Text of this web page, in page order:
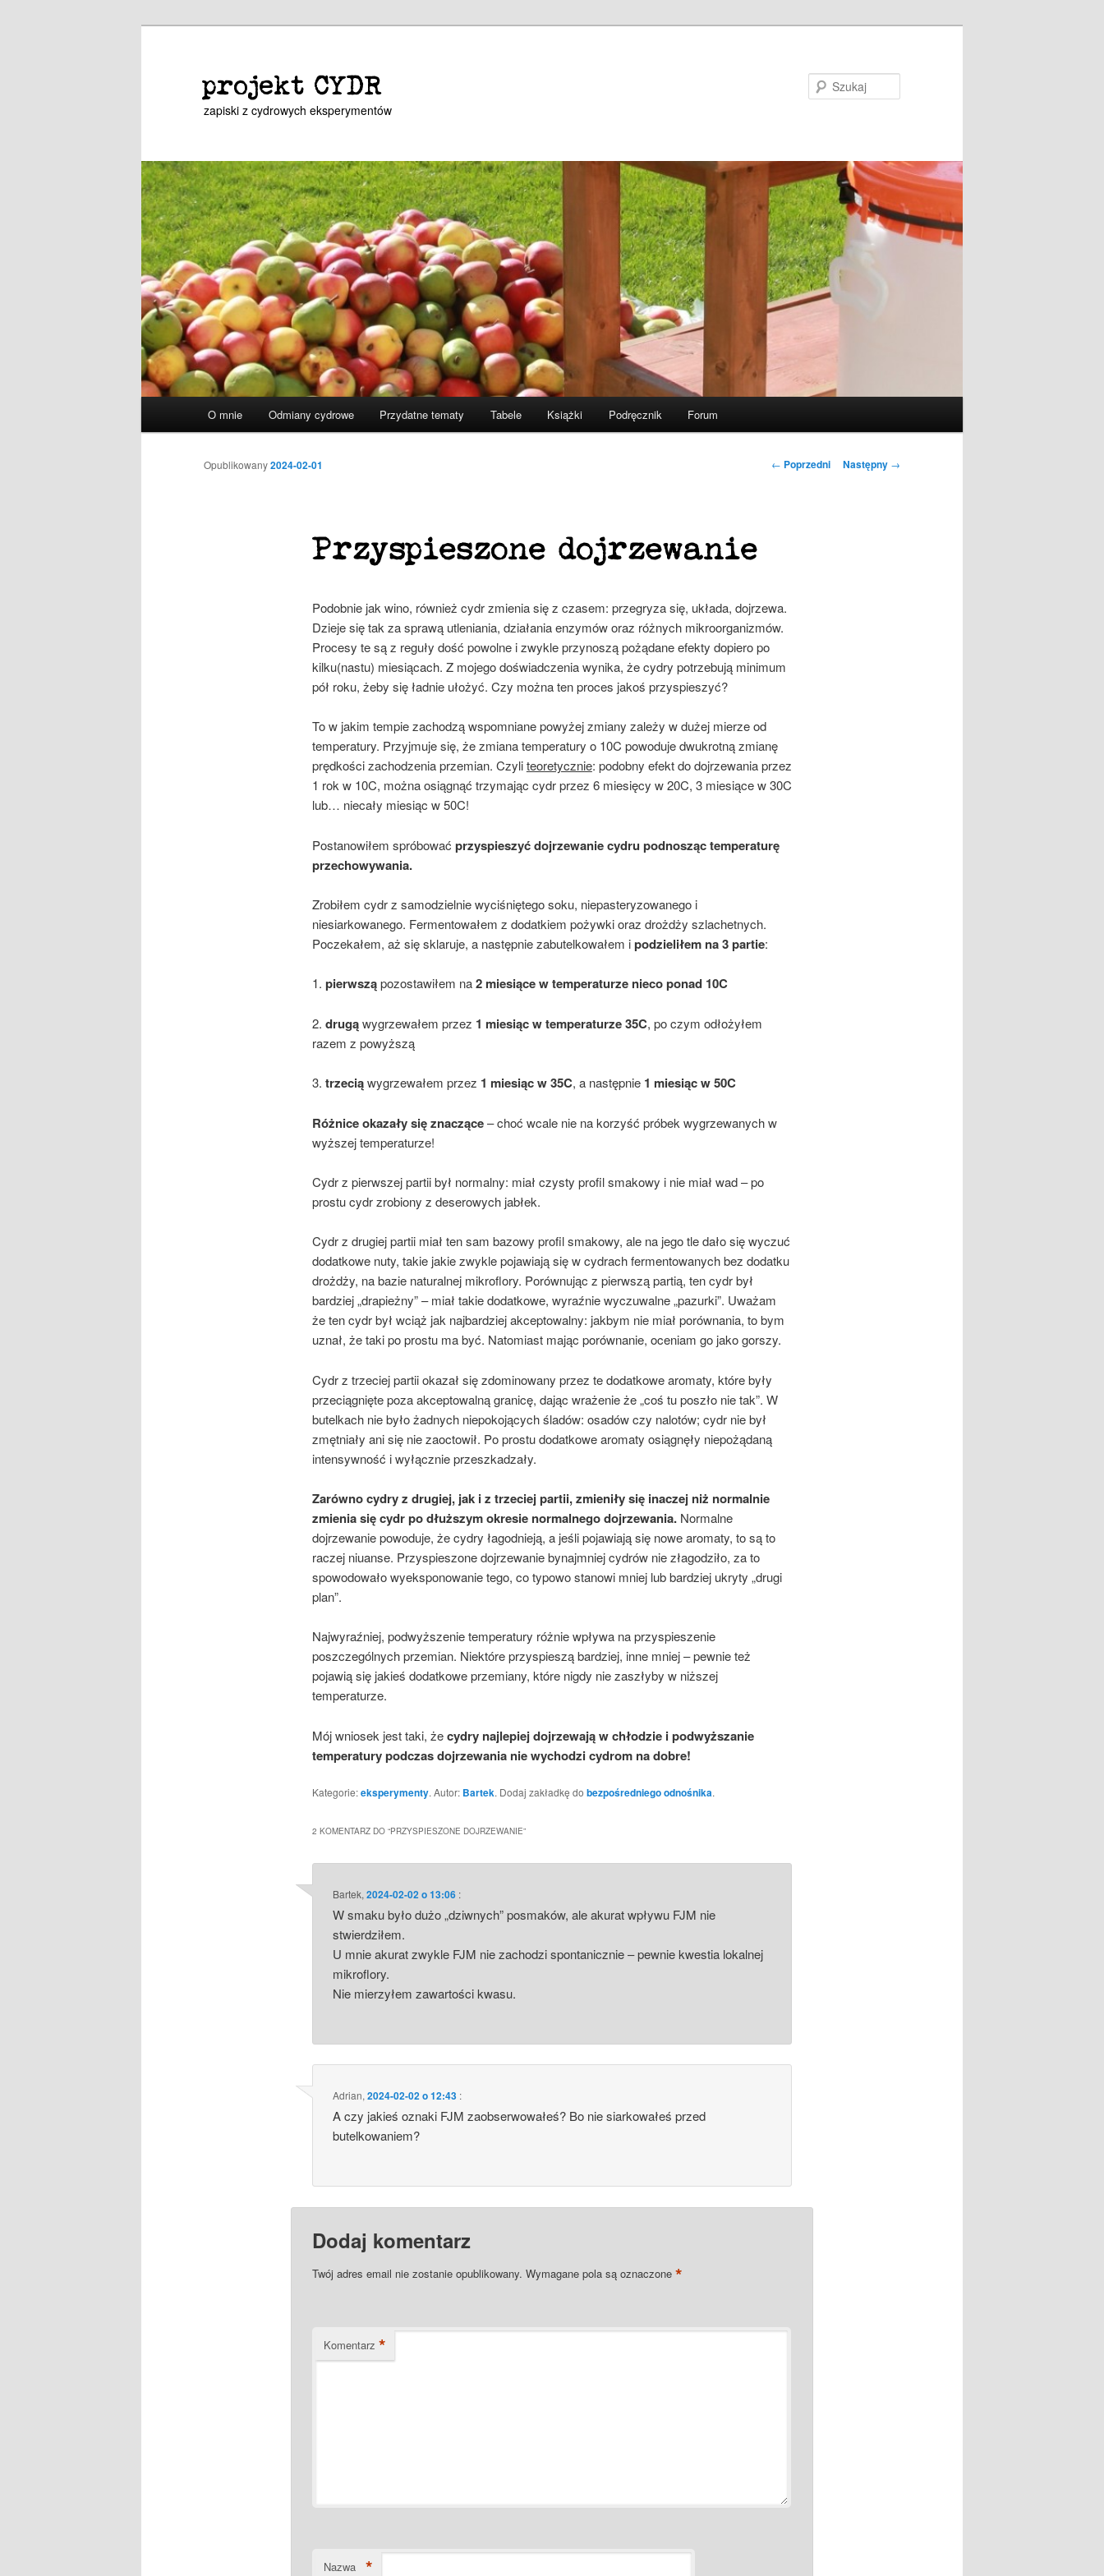
projekt CYDR
zapiski z cydrowych eksperymentów
O mnie Odmiany cydrowe Przydatne tematy Tabele Książki Podręcznik Forum
Nawigacja
← Poprzedni Następny →
Przyspieszone dojrzewanie
Opublikowany2024-02-01
Podobnie jak wino, również cydr zmienia się z czasem: przegryza się, układa, dojrzewa.
Dzieje się tak za sprawą utleniania, działania enzymów oraz różnych mikroorganizmów.
Procesy te są z reguły dość powolne i zwykle przynoszą pożądane efekty dopiero po
kilku(nastu) miesiącach. Z mojego doświadczenia wynika, że cydry potrzebują minimum
pół roku, żeby się ładnie ułożyć. Czy można ten proces jakoś przyspieszyć?
To w jakim tempie zachodzą wspomniane powyżej zmiany zależy w dużej mierze od
temperatury. Przyjmuje się, że zmiana temperatury o 10C powoduje dwukrotną zmianę
prędkości zachodzenia przemian. Czyliteoretycznie: podobny efekt do dojrzewania przez
1 rok w 10C, można osiągnąć trzymając cydr przez 6 miesięcy w 20C, 3 miesiące w 30C
lub… niecały miesiąc w 50C!
Postanowiłem spróbować przyspieszyć dojrzewanie cydru podnosząc temperaturę
przechowywania.
Zrobiłem cydr z samodzielnie wyciśniętego soku, niepasteryzowanego i
niesiarkowanego. Fermentowałem z dodatkiem pożywki oraz drożdży szlachetnych.
Poczekałem, aż się sklaruje, a następnie zabutelkowałem ipodzieliłem na 3 partie:
1. pierwsząpozostawiłem na2 miesiące w temperaturze nieco ponad 10C
2. drugąwygrzewałem przez 1 miesiąc w temperaturze 35C, po czym odłożyłem
razem z powyższą
3. trzeciąwygrzewałem przez 1 miesiąc w 35C, a następnie 1 miesiąc w 50C
Różnice okazały się znaczące– choć wcale nie na korzyść próbek wygrzewanych w
wyższej temperaturze!
Cydr z pierwszej partii był normalny: miał czysty profil smakowy i nie miał wad – po
prostu cydr zrobiony z deserowych jabłek.
Cydr z drugiej partii miał ten sam bazowy profil smakowy, ale na jego tle dało się wyczuć
dodatkowe nuty, takie jakie zwykle pojawiają się w cydrach fermentowanych bez dodatku
drożdży, na bazie naturalnej mikroflory. Porównując z pierwszą partią, ten cydr był
bardziej „drapieżny” – miał takie dodatkowe, wyraźnie wyczuwalne „pazurki”. Uważam
że ten cydr był wciąż jak najbardziej akceptowalny: jakbym nie miał porównania, to bym
uznał, że taki po prostu ma być. Natomiast mając porównanie, oceniam go jako gorszy.
Cydr z trzeciej partii okazał się zdominowany przez te dodatkowe aromaty, które były
przeciągnięte poza akceptowalną granicę, dając wrażenie że „coś tu poszło nie tak”. W
butelkach nie było żadnych niepokojących śladów: osadów czy nalotów; cydr nie był
zmętniały ani się nie zaoctowił. Po prostu dodatkowe aromaty osiągnęły niepożądaną
intensywność i wyłącznie przeszkadzały.
Zarówno cydry z drugiej, jak i z trzeciej partii, zmieniły się inaczej niż normalnie
zmienia się cydr po dłuższym okresie normalnego dojrzewania.Normalne
dojrzewanie powoduje, że cydry łagodnieją, a jeśli pojawiają się nowe aromaty, to są to
raczej niuanse. Przyspieszone dojrzewanie bynajmniej cydrów nie złagodziło, za to
spowodowało wyeksponowanie tego, co typowo stanowi mniej lub bardziej ukryty „drugi
plan”.
Najwyraźniej, podwyższenie temperatury różnie wpływa na przyspieszenie
poszczególnych przemian. Niektóre przyspieszą bardziej, inne mniej – pewnie też
pojawią się jakieś dodatkowe przemiany, które nigdy nie zaszłyby w niższej
temperaturze.
Mój wniosek jest taki, żecydry najlepiej dojrzewają w chłodzie i podwyższanie
temperatury podczas dojrzewania nie wychodzi cydrom na dobre!
Kategorie:eksperymenty. Autor: Bartek. Dodaj zakładkę do bezpośredniego odnośnika.
2 KOMENTARZ DO “PRZYSPIESZONE DOJRZEWANIE”
Bartek,2024-02-02 o 13:06 :
W smaku było dużo „dziwnych” posmaków, ale akurat wpływu FJM nie
stwierdziłem.
U mnie akurat zwykle FJM nie zachodzi spontanicznie – pewnie kwestia lokalnej
mikroflory.
Nie mierzyłem zawartości kwasu.
Adrian,2024-02-02 o 12:43 :
A czy jakieś oznaki FJM zaobserwowałeś? Bo nie siarkowałeś przed
butelkowaniem?
Dodaj komentarz
Twój adres email nie zostanie opublikowany. Wymagane pola są oznaczone *
Komentarz *
Nazwa *